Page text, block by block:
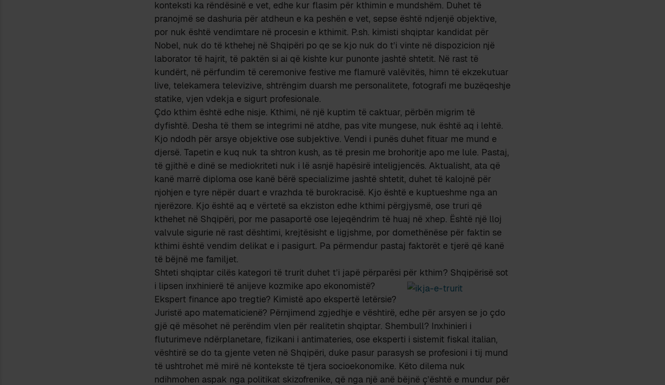
konteksti ka rëndësinë e vet, edhe kur flasim për kthimin e mundshëm. Duhet të
pranojmë se dashuria për atdheun e ka peshën e vet, sepse është ndjenjë objektive,
por nuk është vendimtare në procesin e kthimit. P.sh. kimisti shqiptar kandidat për
Nobel, nuk do të kthehej në Shqipëri po qe se kjo nuk do t’i vinte në dispozicion një
laborator të hajrit, të paktën si ai që kishte kur punonte jashtë shtetit. Në rast të
kundërt, në përfundim të ceremonive festive me flamurë valëvitës, himn të ekzekutuar
live, telekamera televizive, shtrëngim duarsh me personalitete, fotografi me buzëqeshje
statike, vjen vdekja e sigurt profesionale.
Çdo kthim është edhe nisje. Kthimi, në një kuptim të caktuar, përbën migrim të
dyfishtë. Desha të them se integrimi në atdhe, pas vite mungese, nuk është aq i lehtë.
Kjo ndodh për arsye objektive ose subjektive. Vendi i punës duhet fituar me mund e
djersë. Tapetin e kuq nuk ta shtron kush, as të presin me brohoritje apo me lule. Pastaj,
të gjithë e dinë se mediokriteti nuk i lë asnjë hapësirë inteligjencës. Aktualisht, ata që
kanë marrë diploma ose kanë bërë specializime jashtë shtetit, duhet të kalojnë për
njohjen e tyre nëpër duart e vrazhda të burokracisë. Kjo është e kuptueshme nga an
njerëzore. Kjo është aq e vërtetë sa ekziston edhe kthimi përgjysmë, ose truri që
kthehet në Shqipëri, por me pasaportë ose lejeqëndrim të huaj në xhep. Është një lloj
valvule sigurie në rast dështimi, krejtësisht e ligjshme, por domethënëse për faktin se
kthimi është vendim delikat e i pasigurt. Pa përmendur pastaj faktorët e tjerë që kanë
të bëjnë me familjet.
Shteti shqiptar cilës kategori të trurit duhet t’i japë përparësi për kthim? Shqipërisë sot
i lipsen inxhinierë të anijeve kozmike apo ekonomistë?
Ekspert finance apo tregtie? Kimistë apo ekspertë letërsie?
Juristë apo matematicienë? Përnjimend zgjedhje e vështirë, edhe për arsyen se jo çdo
gjë që mësohet në perëndim vlen për realitetin shqiptar. Shembull? Inxhinieri i
fluturimeve ndërplanetare, fizikani i antimateries, ose eksperti i sistemit fiskal italian,
vështirë se do ta gjente veten në Shqipëri, duke pasur parasysh se profesioni i tij mund
të ushtrohet më mirë në kontekste të tjera socioekonomike. Këto dilema nuk
ndihmohen aspak nga politikat skizofrenike, që nga një anë bëjnë ç’është e mundur për